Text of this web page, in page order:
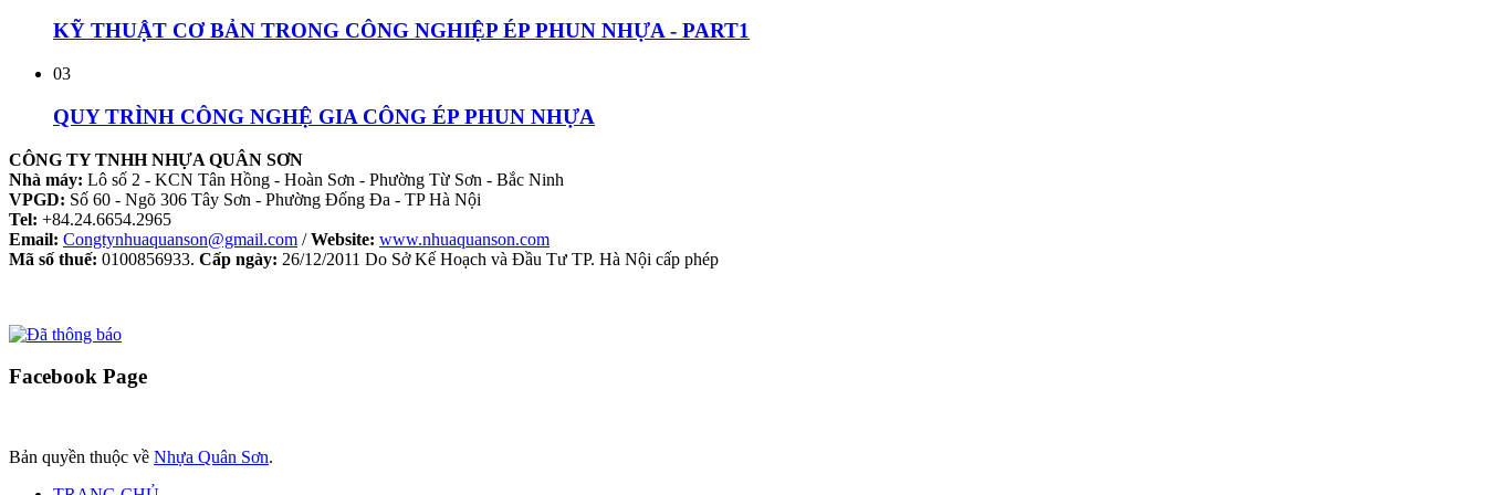
KỸ THUẬT CƠ BẢN TRONG CÔNG NGHIỆP ÉP PHUN NHỰA - PART1
03
QUY TRÌNH CÔNG NGHỆ GIA CÔNG ÉP PHUN NHỰA
CÔNG TY TNHH NHỰA QUÂN SƠN
Nhà máy: Lô số 2 - KCN Tân Hồng - Hoàn Sơn - Phường Từ Sơn - Bắc Ninh
VPGD: Số 60 - Ngõ 306 Tây Sơn - Phường Đống Đa - TP Hà Nội
Tel: +84.24.6654.2965
Email: Congtynhuaquanson@gmail.com /Website: www.nhuaquanson.com
Mã số thuế: 0100856933. Cấp ngày: 26/12/2011 Do Sở Kế Hoạch và Đầu Tư TP. Hà Nội cấp phép
Facebook Page
Bản quyền thuộc về Nhựa Quân Sơn.